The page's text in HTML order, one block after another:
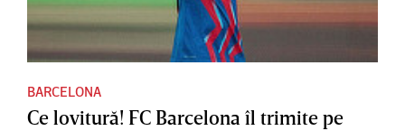
BARCELONA
Ce lovitură! FC Barcelona îl trimite pe